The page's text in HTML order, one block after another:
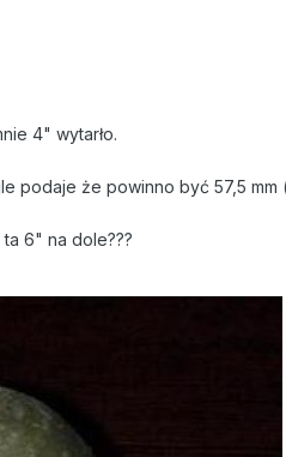
4" wytarło.
że powinno być 57,5 mm
6" na dole???